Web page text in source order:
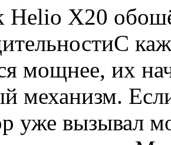
Helio X20
С
мощнее, их
механизм.
уже вызывал